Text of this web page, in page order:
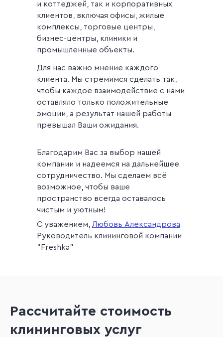
Для нас важно мнение каждого
клиента. Мы стремимся сделать так,
чтобы каждое взаимодействие с нами
оставляло только положительные
эмоции, а результат нашей работы
превышал Ваши ожидания.
и коттеджей, так и корпоративных
клиентов, включая офисы, жилые
комплексы, торговые центры,
бизнес-центры, клиники и
промышленные объекты.
Благодарим Вас за выбор нашей
компании и надеемся на дальнейшее
сотрудничество. Мы сделаем всё
возможное, чтобы ваше
пространство всегда оставалось
чистым и уютным!
С уважением, Любовь Александрова
Руководитель клининговой компании
"Freshka"
Рассчитайте стоимость
клининговых услуг